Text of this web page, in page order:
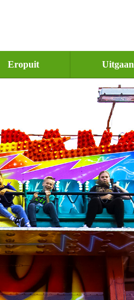
Eropuit Uitgaan